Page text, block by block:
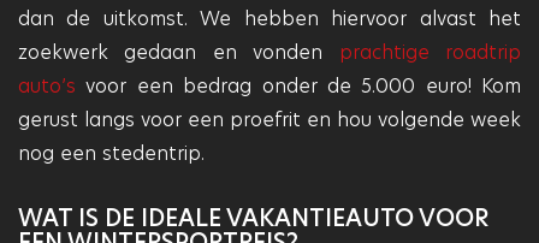
dan de uitkomst. We hebben hiervoor alvast het
zoekwerk gedaan en vonden prachtige roadtrip
auto’s voor een bedrag onder de 5.000 euro! Kom
gerust langs voor een proefrit en hou volgende week
nog een stedentrip.
WAT IS DE IDEALE VAKANTIEAUTO VOOR